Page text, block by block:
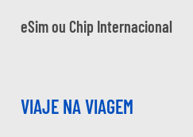
eSim ou Chip Internacional
VIAJE NA VIAGEM